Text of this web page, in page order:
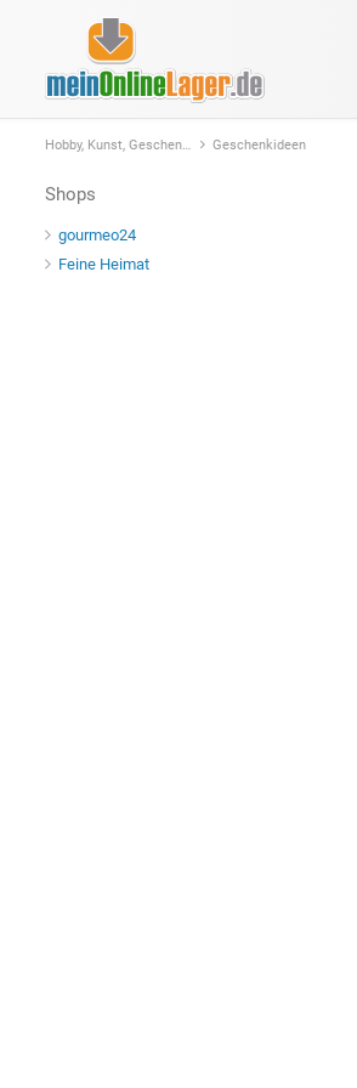
Hobby, Kunst, Geschenke Geschenkideen
Shops
gourmeo24
Feine Heimat